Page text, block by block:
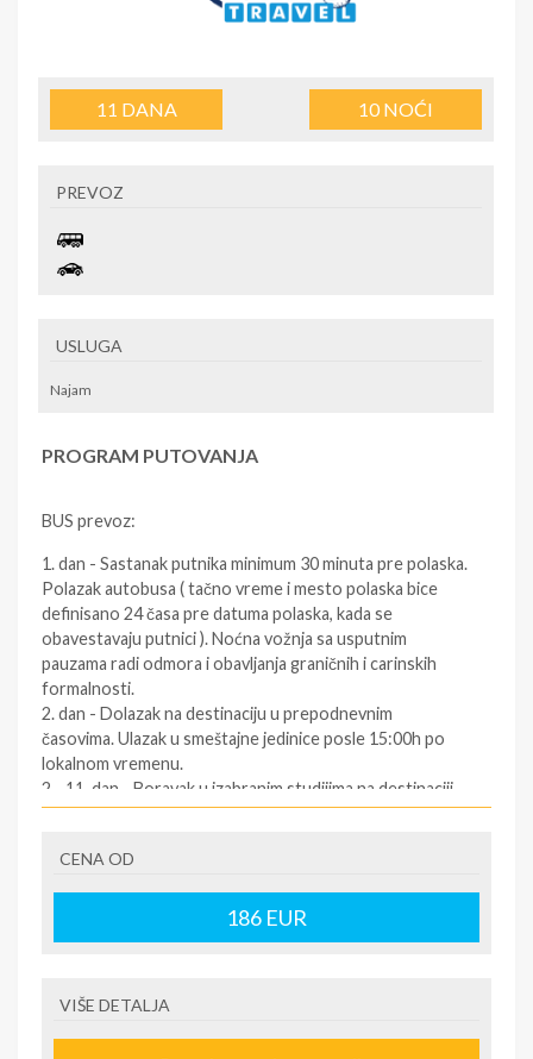
11 DANA 10NOĆI
PREVOZ
USLUGA
Najam
PROGRAM PUTOVANJA
BUS prevoz:
1. dan - Sastanak putnika minimum 30 minuta pre polaska.
Polazak autobusa ( tačno vreme i mesto polaska bice
definisano 24 časa pre datuma polaska, kada se
obavestavaju putnici ). Noćna vožnja sa usputnim
pauzama radi odmora i obavljanja graničnih i carinskih
formalnosti.
2. dan - Dolazak na destinaciju u prepodnevnim
časovima. Ulazak u smeštajne jedinice posle 15:00h po
lokalnom vremenu.
2 - 11. dan - Boravak u izabranim studijima na destinaciji.
12. dan - Napuštanje smeštaja najkasnije do 09:00
po lokalnom vremenu (za tačno vreme povratka
informisati se kod predstavnika agencija dan pre
12/13. dan - Dolazak u Srbiju u ranim jutarnjim časovima.
CENA OD
186 EUR
VIŠE DETALJA